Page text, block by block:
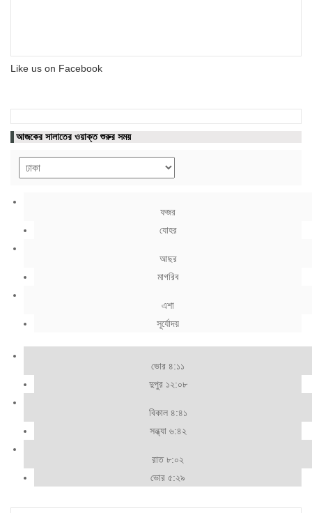
Like us on Facebook
আজকের সালাতের ওয়াক্ত শুরুর সময়
ফজর
যোহর
আছর
মাগরিব
এশা
সূর্যোদয়
ভোর ৪:১১
দুপুর ১২:০৮
বিকাল ৪:৪১
সন্ধ্যা ৬:৪২
রাত ৮:০২
ভোর ৫:২৯